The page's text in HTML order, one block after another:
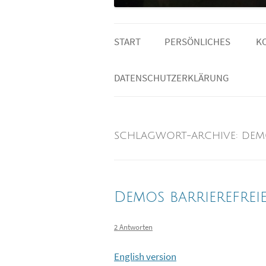
START PERSÖNLICHES
MEINE LESELISTE
DATENSCHUTZERKLÄRUNG
SCHLAGWORT-ARCHIVE:
Demos
2 Antworten
English version